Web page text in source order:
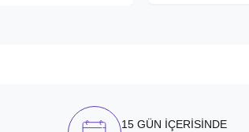
15 GÜN İÇERİSİNDE